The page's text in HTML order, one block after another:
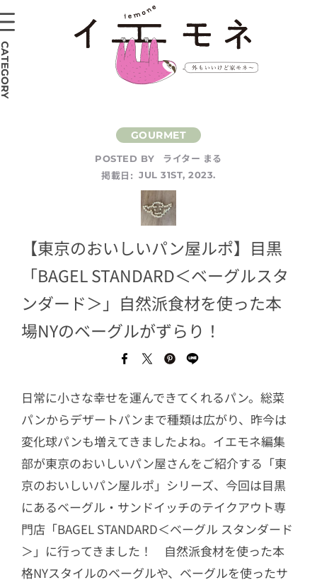
POSTED BY
ライター まる
掲載日: JUL 31ST, 2023.
【東京のおいしいパン屋ルポ】目黒
「BAGEL STANDARD＜ベーグルスタ
ンダード＞」自然派食材を使った本
場NYのベーグルがずらり！
日常に小さな幸せを運んできてくれるパン。総菜
パンからデザートパンまで種類は広がり、昨今は
変化球パンも増えてきましたよね。イエモネ編集
部が東京のおいしいパン屋さんをご紹介する「東
京のおいしいパン屋ルポ」シリーズ、今回は目黒
にあるベーグル・サンドイッチのテイクアウト専
門店「BAGEL STANDARD＜ベーグル スタンダード
＞」に行ってきました！ 自然派食材を使った本
格NYスタイルのベーグルや、ベーグルを使ったサ